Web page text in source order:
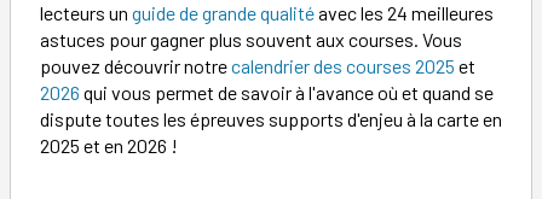
lecteurs un guide de grande qualitéavec les 24 meilleures
astuces pour gagner plus souvent aux courses. Vous
pouvez découvrir notrecalendrier des courses 2025 et
2026 qui vous permet de savoir à l'avance où et quand se
dispute toutes les épreuves supports d'enjeu à la carte en
2025 et en 2026 !